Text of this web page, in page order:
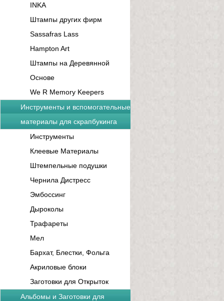
INKA
Штампы других фирм
Sassafras Lass
Hampton Art
Штампы на Деревянной
Основе
We R Memory Keepers
Инструменты и вспомогательные
материалы для скрапбукинга
Инструменты
Клеевые Материалы
Штемпельные подушки
Чернила Дистресс
Эмбоссинг
Дыроколы
Трафареты
Мел
Бархат, Блестки, Фольга
Акриловые блоки
Заготовки для Открыток
Альбомы и Заготовки для